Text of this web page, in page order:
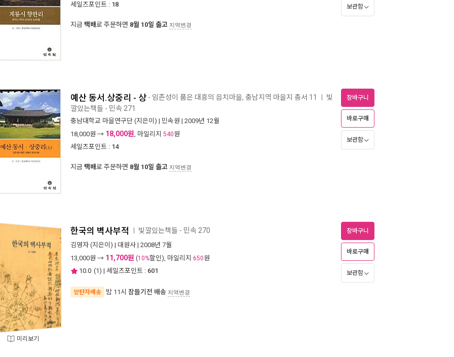
세일즈포인트 : 18
지금 택배로 주문하면 8월 10일 출고 지역변경
보관함
예산 동서.상중리 - 상 - 임존성이 품은 대흥의 읍치마을, 충남지역 마을지 총서 11 빛
깔있는책들 - 민속 271
충남대학교 마을연구단 (지은이) | 민속원 | 2009년 12월
18,000원 → 18,000원, 마일리지 540원
세일즈포인트 : 14
지금 택배로 주문하면 8월 10일 출고 지역변경
장바구니
바로구매
보관함
미리보기
한국의 벽사부적 빛깔있는책들 - 민속 270
김영자 (지은이) | 대원사 | 2008년 7월
13,000원 → 11,700원 (10%할인), 마일리지 650원
10.0 (1) | 세일즈포인트 : 601
양탄자배송 밤 11시 잠들기전 배송 지역변경
장바구니
바로구매
보관함